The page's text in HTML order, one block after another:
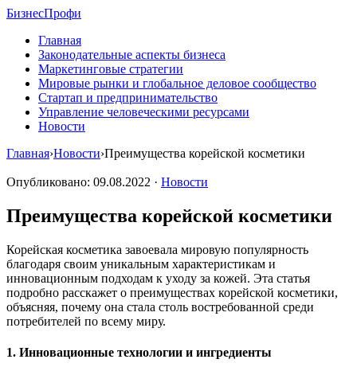
БизнесПрофи
Главная
Законодательные аспекты бизнеса
Маркетинговые стратегии
Мировые рынки и глобальное деловое сообщество
Стартап и предпринимательство
Управление человеческими ресурсами
Новости
Главная›Новости›Преимущества корейской косметики
Опубликовано: 09.08.2022 · Новости
Преимущества корейской косметики
Корейская косметика завоевала мировую популярность
благодаря своим уникальным характеристикам и
инновационным подходам к уходу за кожей. Эта статья
подробно расскажет о преимуществах корейской косметики,
объясняя, почему она стала столь востребованной среди
потребителей по всему миру.
1. Инновационные технологии и ингредиенты